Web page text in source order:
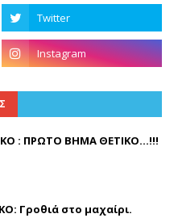
: ΠΡΩΤΟ ΒΗΜΑ ΘΕΤΙΚΟ...!!!
Γροθιά στο μαχαίρι.